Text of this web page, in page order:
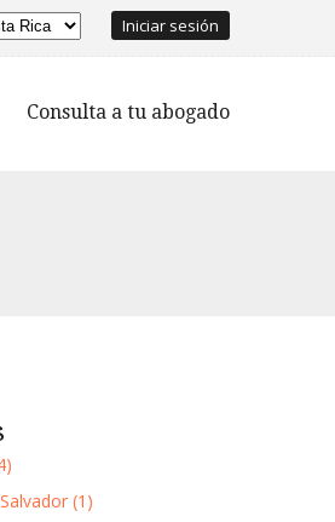
Iniciar sesión
Consulta a tu abogado
(1)